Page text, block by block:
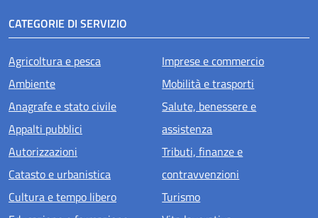
CATEGORIE DI SERVIZIO
Agricoltura e pesca
Ambiente
Anagrafe e stato civile
Appalti pubblici
Autorizzazioni
Catasto e urbanistica
Cultura e tempo libero
Imprese e commercio
Mobilità e trasporti
Salute, benessere e
assistenza
Tributi, finanze e
contravvenzioni
Turismo